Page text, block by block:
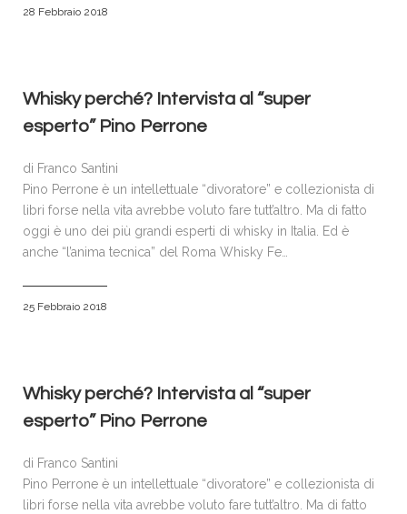
28 Febbraio 2018
Whisky perché? Intervista al “super
esperto” Pino Perrone
di Franco Santini
Pino Perrone è un intellettuale “divoratore” e collezionista di
libri forse nella vita avrebbe voluto fare tutt’altro. Ma di fatto
oggi è uno dei più grandi esperti di whisky in Italia. Ed è
anche “l’anima tecnica” del Roma Whisky Fe…
25 Febbraio 2018
Whisky perché? Intervista al “super
esperto” Pino Perrone
di Franco Santini
Pino Perrone è un intellettuale “divoratore” e collezionista di
libri forse nella vita avrebbe voluto fare tutt’altro. Ma di fatto